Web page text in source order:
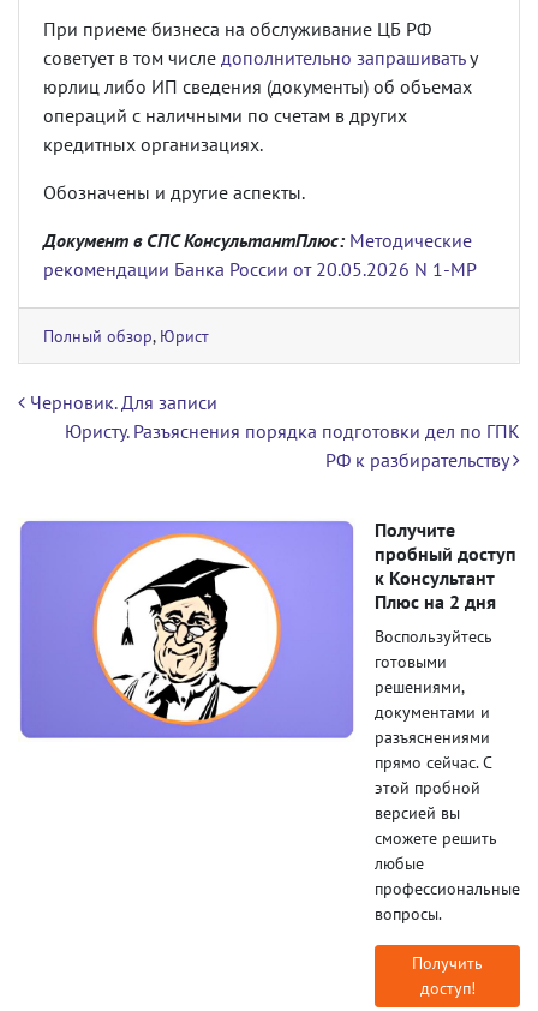
При приеме бизнеса на обслуживание ЦБ РФ
советует в том числе дополнительно запрашиватьу
юрлиц либо ИП сведения (документы) об объемах
операций с наличными по счетам в других
кредитных организациях.
Обозначены и другие аспекты.
Документ в СПС КонсультантПлюс: Методические
рекомендации Банка России от 20.05.2026 N 1-МР
Полный обзор, Юрист
Навигация по записям
Черновик. Для записи
Юристу. Разъяснения порядка подготовки дел по ГПК
РФ к разбирательству
Получите
пробный доступ
к Консультант
Плюс на 2 дня
Воспользуйтесь
готовыми
решениями,
документами и
разъяснениями
прямо сейчас. С
этой пробной
версией вы
сможете решить
любые
профессиональные
вопросы.
Получить
доступ!